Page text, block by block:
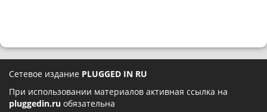
Сетевое издание PLUGGED IN RU
При использовании материалов активная ссылка на
pluggedin.ru обязательна